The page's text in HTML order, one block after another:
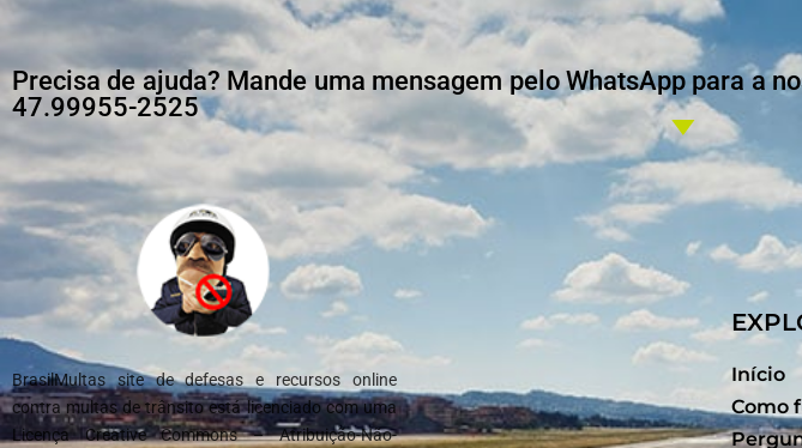
Precisa de ajuda? Mande uma mensagem pelo WhatsApp para a
47.99955-2525
BrasilMultas site de defesas e recursos online
contra multas de trânsito está licenciado com uma
Licença Creative Commons – Atribuição-Não-
Início
Como